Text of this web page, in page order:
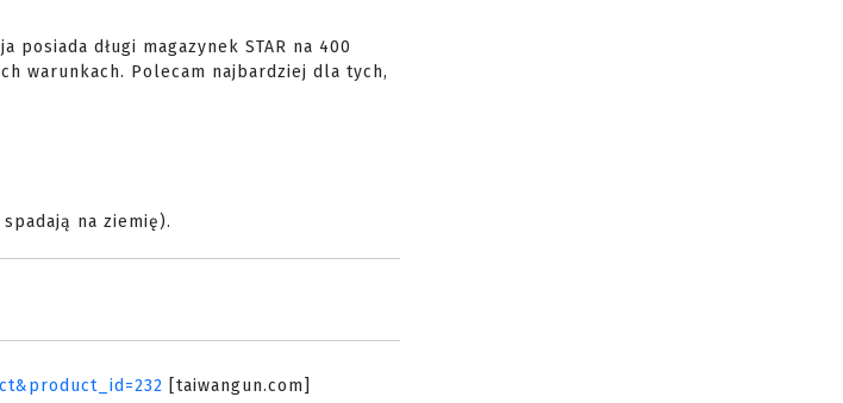
długi magazynek STAR na 400
warunkach. Polecam najbardziej dla tych,
na ziemię).
[taiwangun.com]